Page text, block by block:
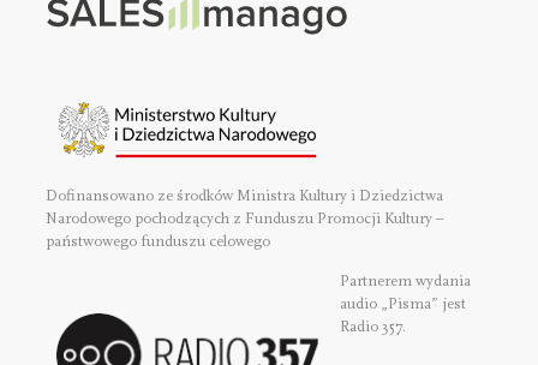
Dofinansowano ze środków Ministra Kultury i Dziedzictwa
Narodowego pochodzących z Funduszu Promocji Kultury –
państwowego funduszu celowego
Partnerem wydania
audio „Pisma” jest
Radio 357.